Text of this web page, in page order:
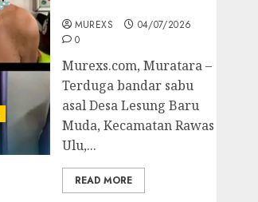
MUREXS
04/07/2026
0
Murexs.com, Muratara –
Terduga bandar sabu
asal Desa Lesung Baru
Muda, Kecamatan Rawas
Ulu,...
READ MORE